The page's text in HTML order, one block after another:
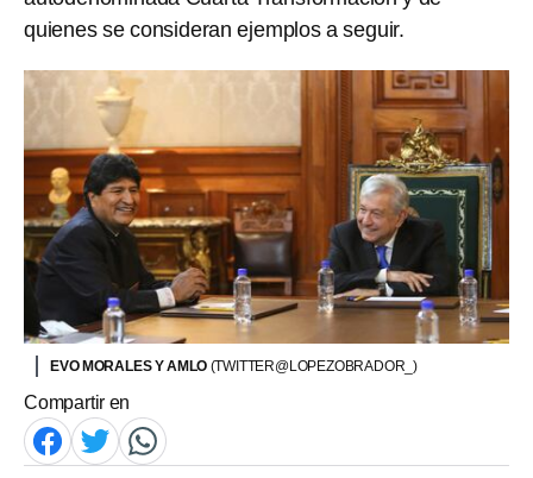
quienes se consideran ejemplos a seguir.
EVO MORALES Y AMLO (TWITTER@LOPEZOBRADOR_)
Compartir en